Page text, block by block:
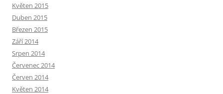
Květen 2015
Duben 2015
Březen 2015
Září 2014
Srpen 2014
Červenec 2014
Červen 2014
Květen 2014